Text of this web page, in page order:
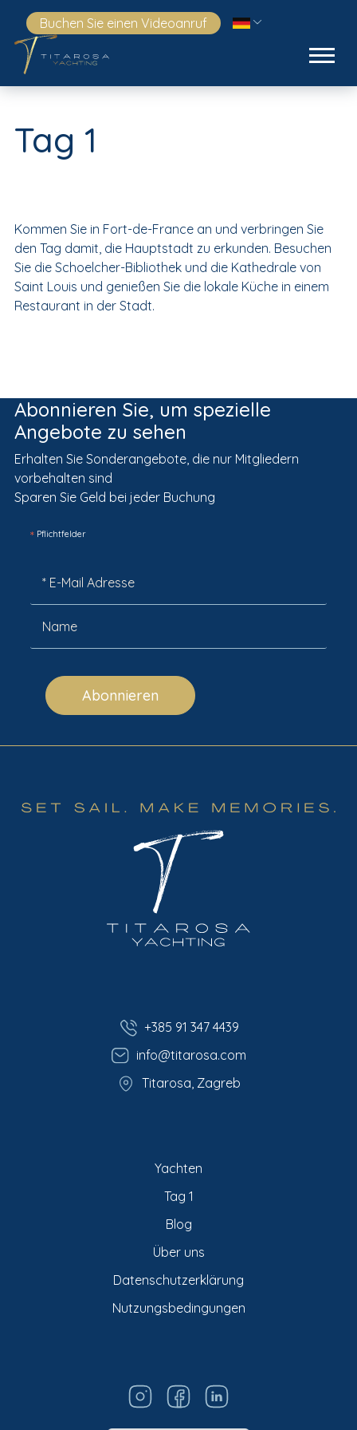
Buchen Sie einen Videoanruf
Tag 1
Kommen Sie in Fort-de-France an und verbringen Sie
den Tag damit, die Hauptstadt zu erkunden. Besuchen
Sie die Schoelcher-Bibliothek und die Kathedrale von
Saint Louis und genießen Sie die lokale Küche in einem
Restaurant in der Stadt.
Abonnieren Sie, um spezielle
Angebote zu sehen
Erhalten Sie Sonderangebote, die nur Mitgliedern
vorbehalten sind
Sparen Sie Geld bei jeder Buchung
*Pflichtfelder
Abonnieren
+385 91 347 4439
info@titarosa.com
Titarosa, Zagreb
Yachten
Tag 1
Blog
Über uns
Datenschutzerklärung
Nutzungsbedingungen